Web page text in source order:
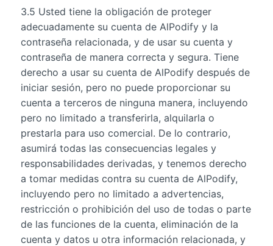
3.5 Usted tiene la obligación de proteger
adecuadamente su cuenta de AlPodify y la
contraseña relacionada, y de usar su cuenta y
contraseña de manera correcta y segura. Tiene
derecho a usar su cuenta de AlPodify después de
iniciar sesión, pero no puede proporcionar su
cuenta a terceros de ninguna manera, incluyendo
pero no limitado a transferirla, alquilarla o
prestarla para uso comercial. De lo contrario,
asumirá todas las consecuencias legales y
responsabilidades derivadas, y tenemos derecho
a tomar medidas contra su cuenta de AlPodify,
incluyendo pero no limitado a advertencias,
restricción o prohibición del uso de todas o parte
de las funciones de la cuenta, eliminación de la
cuenta y datos u otra información relacionada, y